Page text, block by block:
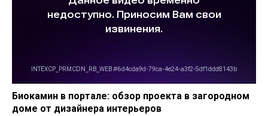
Биокамин в портале: обзор проекта в загородном
доме от дизайнера интерьеров